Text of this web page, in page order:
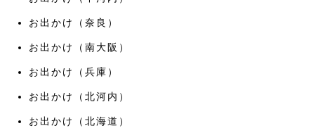
お出かけ（奈良）
お出かけ（南大阪）
お出かけ（兵庫）
お出かけ（北河内）
お出かけ（北海道）